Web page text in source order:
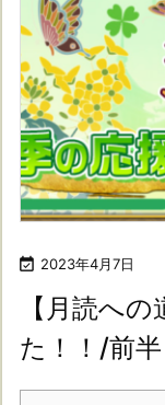
 2023年4月7日
【月読へ
た！！/前半